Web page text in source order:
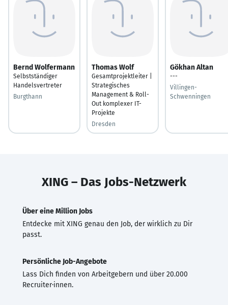
Bernd Wolfermann
Selbstständiger
Handelsvertreter
Burgthann
Thomas Wolf
Gesamtprojektleiter |
Strategisches
Management & Roll-
Out komplexer IT-
Projekte
Dresden
Gökhan Altan
---
Villingen-
Schwenningen
XING – Das Jobs-Netzwerk
Über eine Million Jobs
Entdecke mit XING genau den Job, der wirklich zu Dir
passt.
Persönliche Job-Angebote
Lass Dich finden von Arbeitgebern und über 20.000
Recruiter·innen.